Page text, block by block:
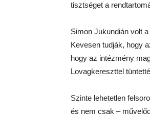
tisztséget a
Simon Jukundián volt a
Kevesen tudják, hogy
hogy az intézmény
Lovagkereszttel
Szinte lehetetlen
és nem csak –